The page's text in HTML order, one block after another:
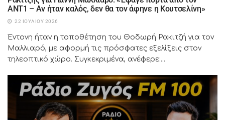
ΑΝΤ1 – Αν ήταν καλός, δεν θα τον άφηνε η Κουτσελίνη»
22 ΙΟΥΛΊΟΥ 2026
Έντονη ήταν η τοποθέτηση του Θοδωρή Ρακιτζή για τον
Μαλλιαρό, με αφορμή τις πρόσφατες εξελίξεις στον
τηλεοπτικό χώρο. Συγκεκριμένα, ανέφερε:...